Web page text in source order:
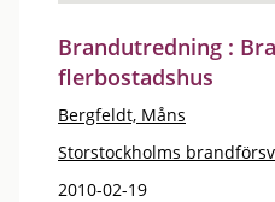
Brandutredning :
flerbostadshus
Bergfeldt, Måns
Storstockholms
2010-02-19